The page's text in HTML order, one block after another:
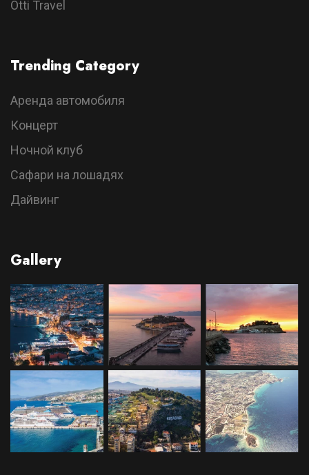
Otti Travel
Trending Category
Аренда автомобиля
Концерт
Ночной клуб
Сафари на лошадях
Дайвинг
Gallery